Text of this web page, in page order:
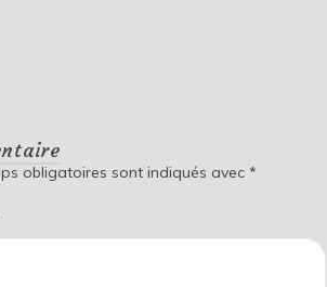
obligatoires sont indiqués avec *